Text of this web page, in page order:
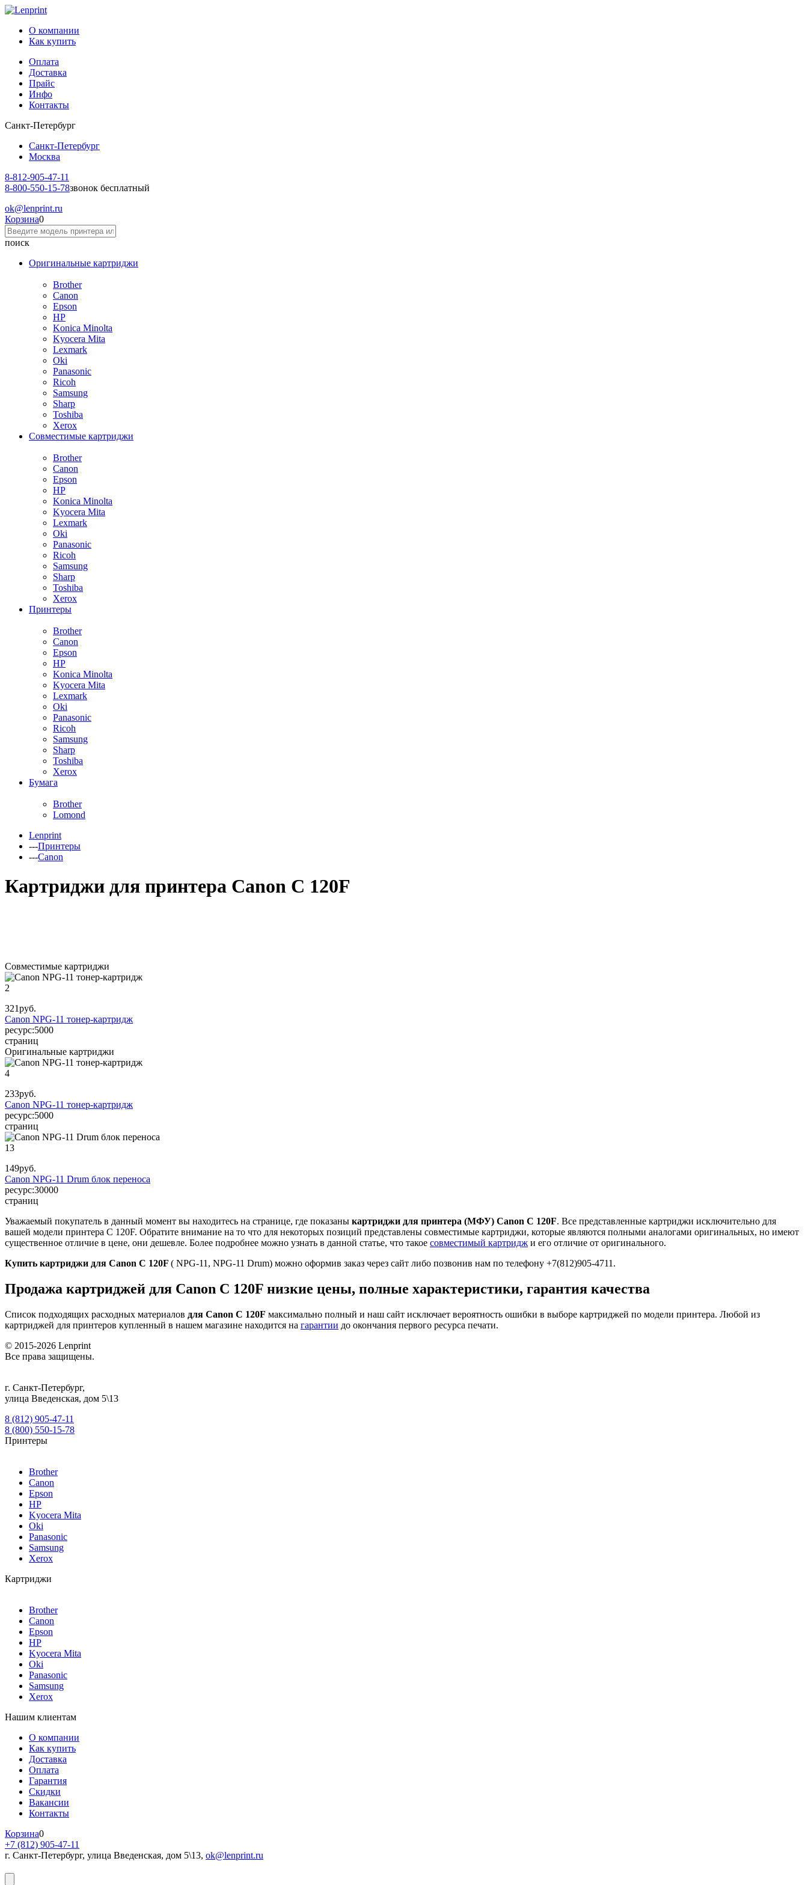
О компании
Как купить
Оплата
Доставка
Прайс
Инфо
Контакты
Санкт-Петербург
Санкт-Петербург
Москва
8-812-905-47-11
8-800-550-15-78звонок бесплатный
ok@lenprint.ru
Корзина0
поиск
Оригинальные картриджи
Brother
Canon
Epson
HP
Konica Minolta
Kyocera Mita
Lexmark
Oki
Panasonic
Ricoh
Samsung
Sharp
Toshiba
Xerox
Совместимые картриджи
Brother
Canon
Epson
HP
Konica Minolta
Kyocera Mita
Lexmark
Oki
Panasonic
Ricoh
Samsung
Sharp
Toshiba
Xerox
Принтеры
Brother
Canon
Epson
HP
Konica Minolta
Kyocera Mita
Lexmark
Oki
Panasonic
Ricoh
Samsung
Sharp
Toshiba
Xerox
Бумага
Brother
Lomond
Lenprint
---Принтеры
---Canon
Картриджи для принтера Canon C 120F
Совместимые картриджи
2
321руб.
Canon NPG-11 тонер-картридж
ресурс:5000
страниц
Оригинальные картриджи
4
233руб.
Canon NPG-11 тонер-картридж
ресурс:5000
страниц
13
149руб.
Canon NPG-11 Drum блок переноса
ресурс:30000
страниц
Уважаемый покупатель в данный момент вы находитесь на странице, где показаны картриджи для принтера (МФУ) Canon C 120F. Все представленные картриджи исключительно для
вашей модели принтера C 120F. Обратите внимание на то что для некоторых позиций представлены совместимые картриджи, которые являются полными аналогами оригинальных, но имеют
существенное отличие в цене, они дешевле. Более подробнее можно узнать в данной статье, что такое совместимый картридж и его отличие от оригинального.
Купить картриджи для Canon C 120F ( NPG-11, NPG-11 Drum) можно оформив заказ через сайт либо позвонив нам по телефону +7(812)905-4711.
Продажа картриджей для Canon C 120F низкие цены, полные характеристики, гарантия качества
Список подходящих расходных материалов для Canon C 120F максимально полный и наш сайт исключает вероятность ошибки в выборе картриджей по модели принтера. Любой из
картриджей для принтеров купленный в нашем магазине находится на гарантии до окончания первого ресурса печати.
© 2015-2026 Lenprint
Все права защищены.
г. Санкт-Петербург,
улица Введенская, дом 5\13
8 (812) 905-47-11
8 (800) 550-15-78
Принтеры
Brother
Canon
Epson
HP
Kyocera Mita
Oki
Panasonic
Samsung
Xerox
Картриджи
Brother
Canon
Epson
HP
Kyocera Mita
Oki
Panasonic
Samsung
Xerox
Нашим клиентам
О компании
Как купить
Доставка
Оплата
Гарантия
Скидки
Вакансии
Контакты
Корзина0
+7 (812) 905-47-11
г. Санкт-Петербург, улица Введенская, дом 5\13, ok@lenprint.ru